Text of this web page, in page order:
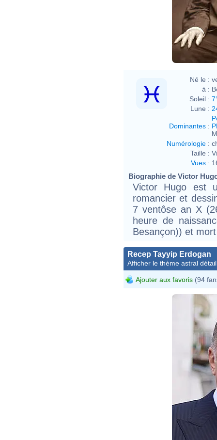
Né le :
à :
Soleil :
Lune :
Dominantes :
Numérologie :
Taille :
Vues :
Biographie de Victor
Victor Hugo est
romancier et
7 ventôse an X
heure de
Besançon)) et
Recep Tayyip Erdogan
Afficher le thème astral
Ajouter aux favoris (94